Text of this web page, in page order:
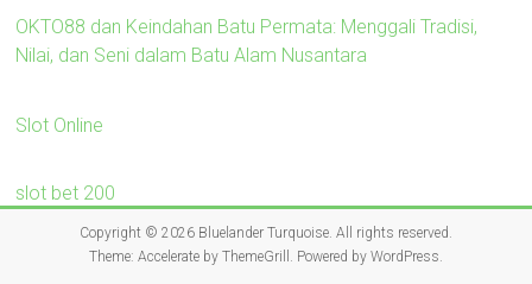
OKTO88 dan Keindahan Batu Permata: Menggali Tradisi,
Nilai, dan Seni dalam Batu Alam Nusantara
Slot Online
slot bet 200
Copyright © 2026 Bluelander Turquoise. All rights reserved.
Theme: Accelerateby ThemeGrill. Powered by WordPress